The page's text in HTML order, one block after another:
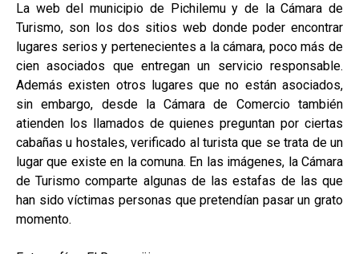
La web del municipio de Pichilemu y de la Cámara de
Turismo, son los dos sitios web donde poder encontrar
lugares serios y pertenecientes a la cámara, poco más de
cien asociados que entregan un servicio responsable.
Además existen otros lugares que no están asociados,
sin embargo, desde la Cámara de Comercio también
atienden los llamados de quienes preguntan por ciertas
cabañas u hostales, verificado al turista que se trata de un
lugar que existe en la comuna. En las imágenes, la Cámara
de Turismo comparte algunas de las estafas de las que
han sido víctimas personas que pretendían pasar un grato
momento.